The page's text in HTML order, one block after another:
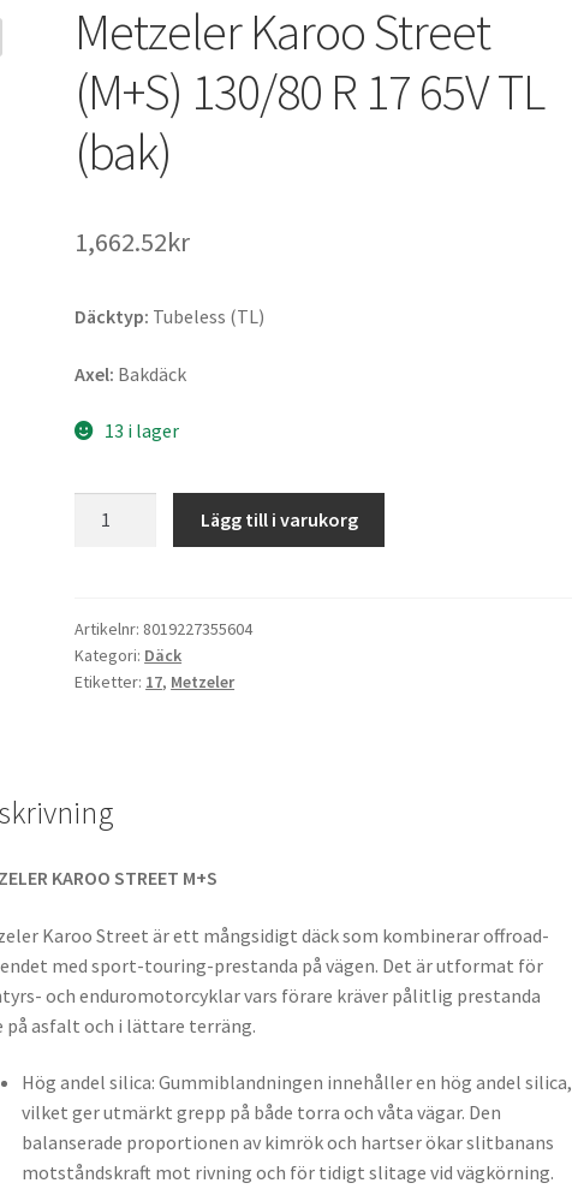
Metzeler Karoo Street
(M+S) 130/80 R 17 65V TL
(bak)
1,662.52kr
Däcktyp: Tubeless (TL)
Axel: Bakdäck
13 i lager
130/80
R
17
mängd
Lägg till i varukorg
Artikelnr: 8019227355604
Kategori: Däck
Etiketter: 17, Metzeler
KAROO STREET M+S
Karoo Street är ett mångsidigt däck som kombinerar offroad-
med sport-touring-prestanda på vägen. Det är utformat för
och enduromotorcyklar vars förare kräver pålitlig prestanda
på asfalt och i lättare terräng.
Hög andel silica: Gummiblandningen innehåller en hög andel silica,
vilket ger utmärkt grepp på både torra och våta vägar. Den
balanserade proportionen av kimrök och hartser ökar slitbanans
motståndskraft mot rivning och för tidigt slitage vid vägkörning.